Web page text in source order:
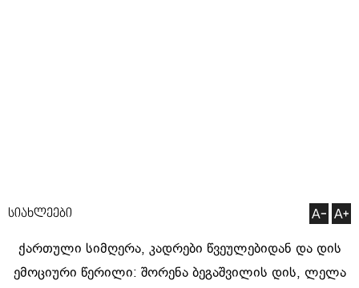
სიახლეები
ქართული სიმღერა, კადრები წვეულებიდან და დის
ემოციური წერილი: შორენა ბეგაშვილის დის, ლელა